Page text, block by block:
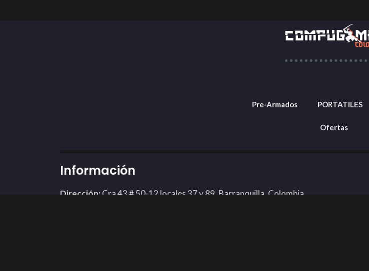
Pre-Armados PORTATILES
Ofertas
Información
Dirección:Cra 43 # 50-12 locales 37 y 89, Barranquilla, Colombia